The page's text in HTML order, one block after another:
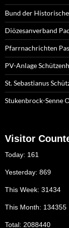
Bund der
Diözesanverband
Pfarrnachrichten
PV-Anlage
St. Sebastianus
Stukenbrock-Senne
Visitor
Today: 161
Yesterday: 869
This Week: 31434
This Month: 134355
Total: 2088440